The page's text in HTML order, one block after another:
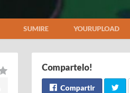
SUMIRE YOURUPLOAD
Compartelo!
Compartir